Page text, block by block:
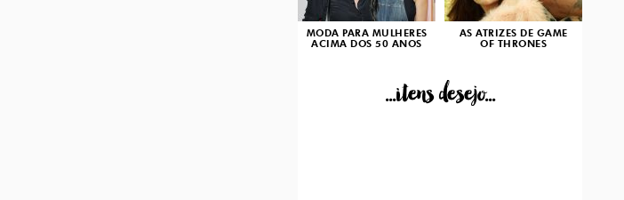
MODA PARA MULHERES
ACIMA DOS 50 ANOS
AS ATRIZES DE GAME
OF THRONES
...itens desejo...